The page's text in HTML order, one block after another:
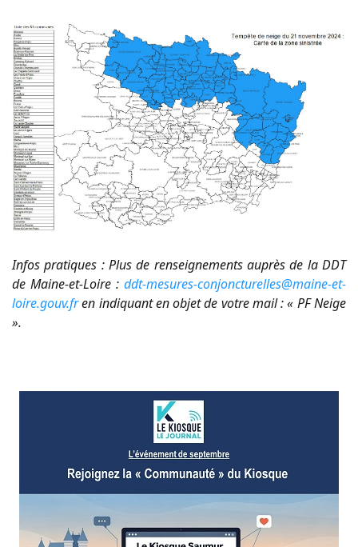
Infos pratiques : Plus de renseignements auprès de la DDT
de Maine-et-Loire : ddt-mesures-conjoncturelles@maine-et-
loire.gouv.fren indiquant en objet de votre mail : « PF Neige
».